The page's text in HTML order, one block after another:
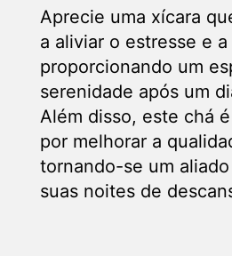
Aprecie uma xícara
a aliviar o estresse e
proporcionando um
serenidade após um
Além disso, este chá
por melhorar a
tornando-se um
suas noites de